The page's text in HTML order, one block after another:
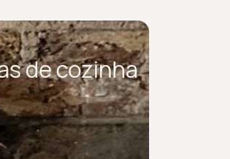
de cozinha